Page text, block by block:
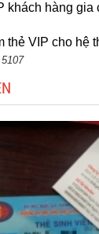
khách hàng gia
thẻ VIP cho hệ
5107